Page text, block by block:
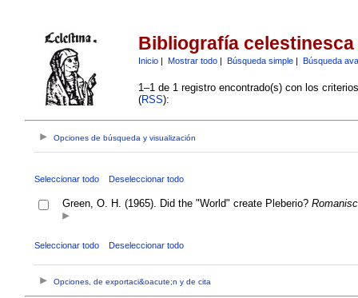
Bibliografía celestinesca
Inicio| Mostrar todo| Búsqueda simple| Búsqueda
1–1 de 1 registro encontrado(s) con los
(RSS):
Opciones de búsqueda y visualización
Seleccionar todo Deseleccionar todo
Green, O. H. (1965). Did the "World" create Pleberio?
Seleccionar todo Deseleccionar todo
Opciones, de exportaci&oacute;n y de cita